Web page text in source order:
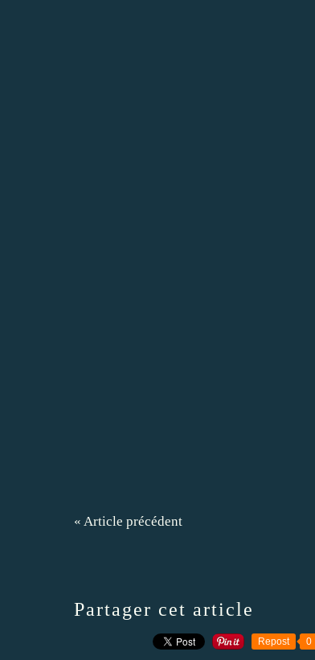
« Article précédent
Partager cet article
Repost 0